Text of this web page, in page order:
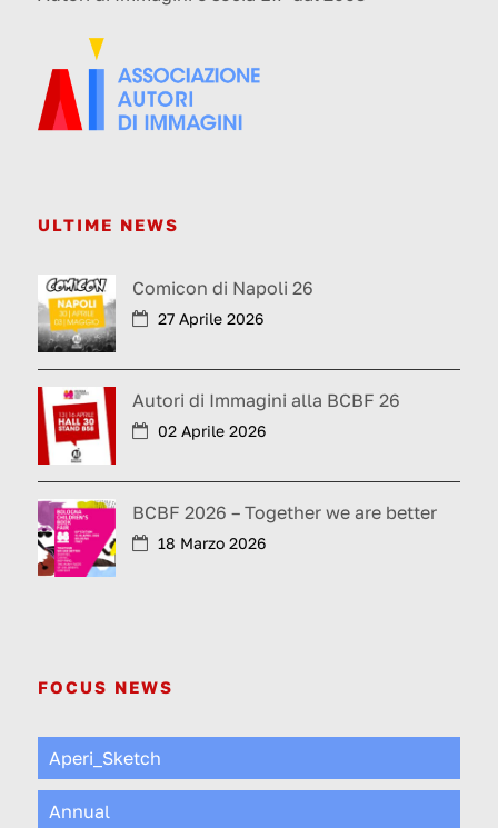
ULTIME NEWS
Comicon di Napoli 26
27 Aprile 2026
Autori di Immagini alla BCBF 26
02 Aprile 2026
BCBF 2026 – Together we are better
18 Marzo 2026
FOCUS NEWS
Aperi_Sketch
Annual